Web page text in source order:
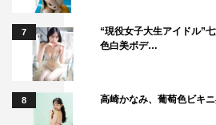
7
“現役女子大生アイドル”
色白美ボデ…
8 高崎かなみ、葡萄色ビキ